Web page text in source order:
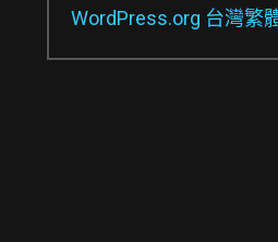
WordPress.org 台灣繁